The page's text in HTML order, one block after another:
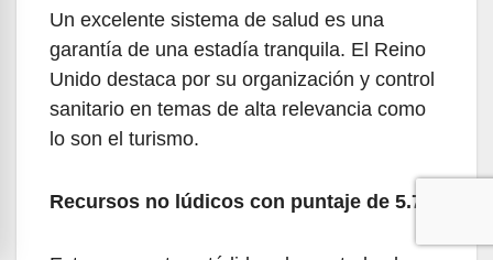
Un excelente sistema de salud es una
garantía de una estadía tranquila. El Reino
Unido destaca por su organización y control
sanitario en temas de alta relevancia como
lo son el turismo.
Recursos no lúdicos con puntaje de 5.7